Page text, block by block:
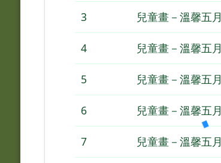
3 兒童畫－溫馨五月
4 兒童畫－溫馨五月
5 兒童畫－溫馨五月
6 兒童畫－溫馨五月
7 兒童畫－溫馨五月